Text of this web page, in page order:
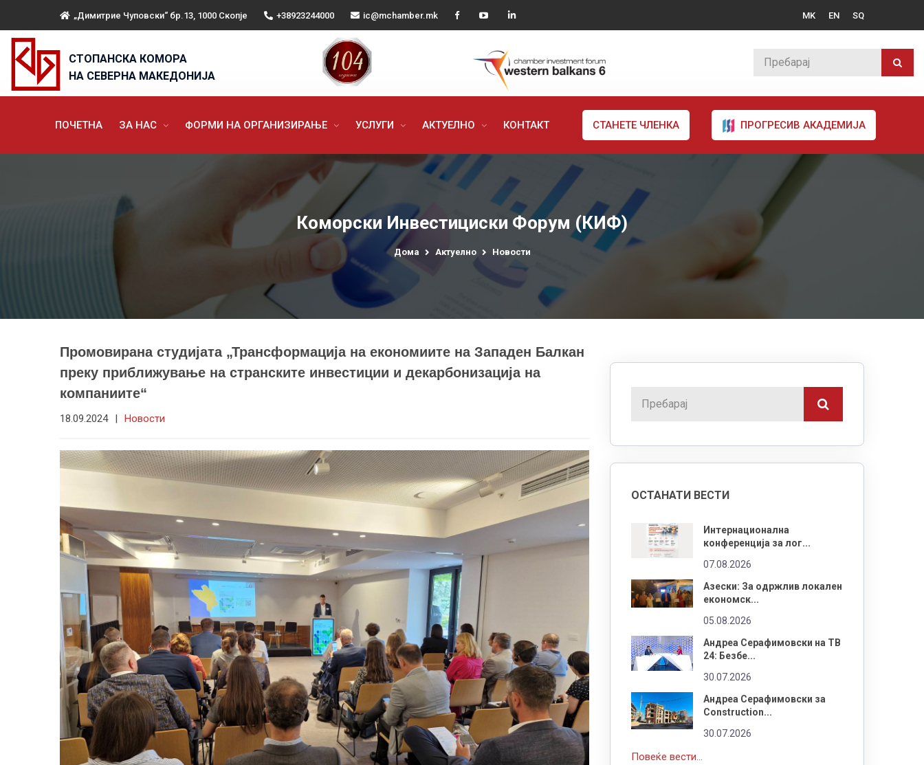
„Димитрие Чуповски“ бр.13, 1000 Скопје +38923244000 ic@mchamber.mk MK EN SQ
СТОПАНСКА КОМОРА
НА СЕВЕРНА МАКЕДОНИЈА
ПОЧЕТНА ЗА НАС ФОРМИ НА ОРГАНИЗИРАЊЕ УСЛУГИ АКТУЕЛНО КОНТАКТ СТАНЕТЕ ЧЛЕНКА ПРОГРЕСИВ АКАДЕМИЈА
Коморски Инвестициски Форум (КИФ)
Дома Актуелно Новости
Промовирана студијата „Трансформација на економиите на Западен Балкан
преку приближување на странските инвестиции и декарбонизација на
компаниите“
18.09.2024 | Новости
ОСТАНАТИ ВЕСТИ
Интернационална
конференција за лог...
07.08.2026
Азески: За одржлив локален
економск...
05.08.2026
Андреа Серафимовски на ТВ
24: Безбе...
30.07.2026
Андреа Серафимовски за
Construction...
30.07.2026
Повеќе вести...